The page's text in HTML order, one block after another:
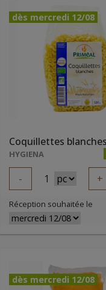
dès mercredi 12/08
HYGIENA
- 1 +
Réception souhaitée le
dès mercredi 12/08